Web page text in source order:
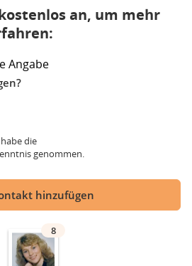
an, um mehr
Angabe
die
genommen.
hinzufügen
8